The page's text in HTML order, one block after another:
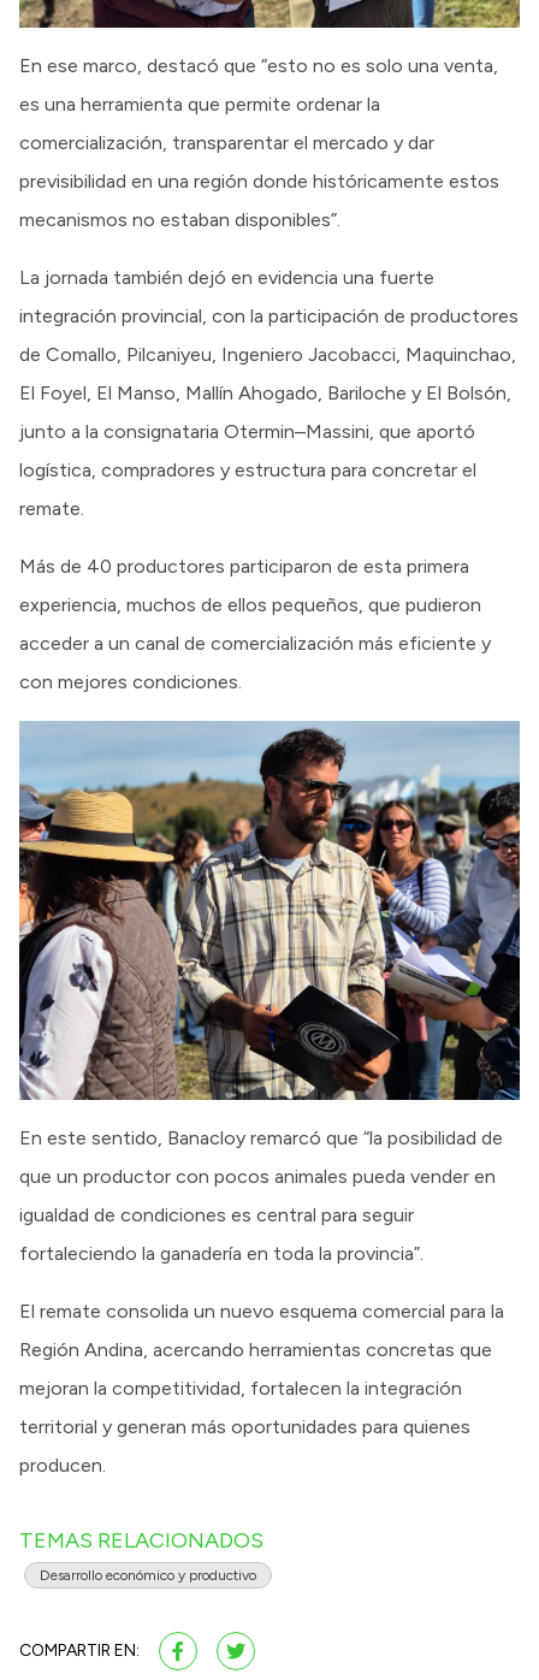
En ese marco, destacó que “esto no es solo una venta,
es una herramienta que permite ordenar la
comercialización, transparentar el mercado y dar
previsibilidad en una región donde históricamente estos
mecanismos no estaban disponibles”.
La jornada también dejó en evidencia una fuerte
integración provincial, con la participación de productores
de Comallo, Pilcaniyeu, Ingeniero Jacobacci, Maquinchao,
El Foyel, El Manso, Mallín Ahogado, Bariloche y El Bolsón,
junto a la consignataria Otermin–Massini, que aportó
logística, compradores y estructura para concretar el
remate.
Más de 40 productores participaron de esta primera
experiencia, muchos de ellos pequeños, que pudieron
acceder a un canal de comercialización más eficiente y
con mejores condiciones.
En este sentido, Banacloy remarcó que “la posibilidad de
que un productor con pocos animales pueda vender en
igualdad de condiciones es central para seguir
fortaleciendo la ganadería en toda la provincia”.
El remate consolida un nuevo esquema comercial para la
Región Andina, acercando herramientas concretas que
mejoran la competitividad, fortalecen la integración
territorial y generan más oportunidades para quienes
producen.
TEMAS RELACIONADOS
Desarrollo económico y productivo
COMPARTIR EN: